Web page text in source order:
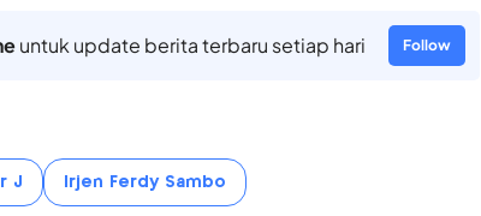
untuk update berita terbaru setiap hari Follow
J Irjen Ferdy Sambo